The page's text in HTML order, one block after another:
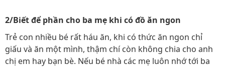
2/Biết để phần cho ba mẹ khi có đồ ăn ngon
Trẻ con nhiều bé rất háu ăn, khi có thức ăn ngon chỉ
giấu và ăn một mình, thậm chí còn không chia cho anh
chị em hay bạn bè. Nếu bé nhà các mẹ luôn nhớ tới ba